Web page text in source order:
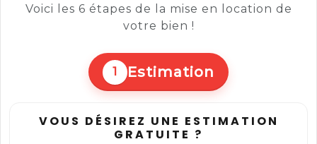
Voici les 6 étapes de la mise en location de
votre bien !
1 Estimation
VOUS DÉSIREZ UNE ESTIMATION
GRATUITE ?